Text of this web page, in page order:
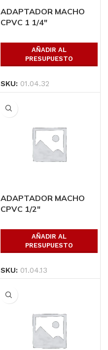
ADAPTADOR MACHO
CPVC 1 1/4″
AÑADIR AL
PRESUPUESTO
SKU: 01.04.32
ADAPTADOR MACHO
CPVC 1/2″
AÑADIR AL
PRESUPUESTO
SKU: 01.04.13